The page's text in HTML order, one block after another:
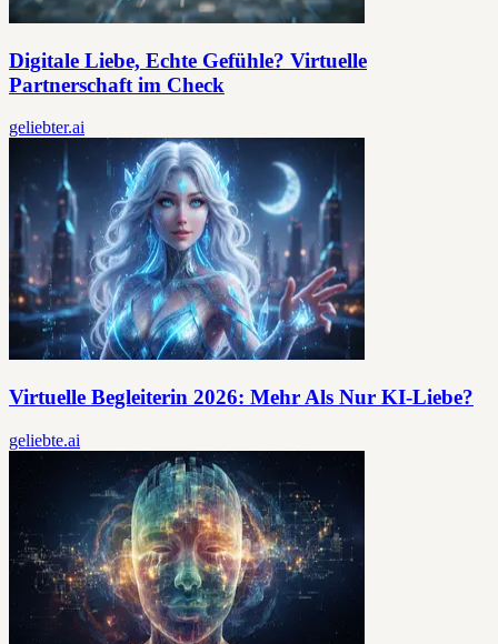
Digitale Liebe, Echte Gefühle? Virtuelle
Partnerschaft im Check
geliebter.ai
Virtuelle Begleiterin 2026: Mehr Als Nur KI-Liebe?
geliebte.ai